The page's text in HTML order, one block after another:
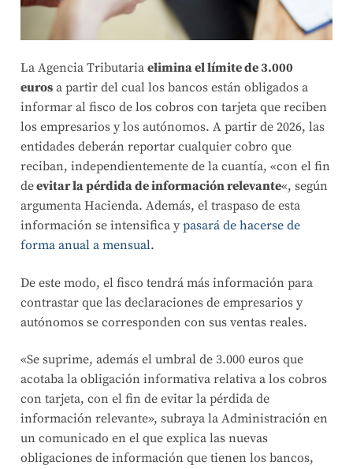
La Agencia Tributaria elimina el límite de 3.000
euros a partir del cual los bancos están obligados a
informar al fisco de los cobros con tarjeta que reciben
los empresarios y los autónomos. A partir de 2026, las
entidades deberán reportar cualquier cobro que
reciban, independientemente de la cuantía, «con el fin
deevitar la pérdida de información relevante«, según
argumenta Hacienda. Además, el traspaso de esta
información se intensifica y pasará de hacerse de
forma anual a mensual.
De este modo, el fisco tendrá más información para
contrastar que las declaraciones de empresarios y
autónomos se corresponden con sus ventas reales.
«Se suprime, además el umbral de 3.000 euros que
acotaba la obligación informativa relativa a los cobros
con tarjeta, con el fin de evitar la pérdida de
información relevante», subraya la Administración en
un comunicado en el que explica las nuevas
obligaciones de información que tienen los bancos,